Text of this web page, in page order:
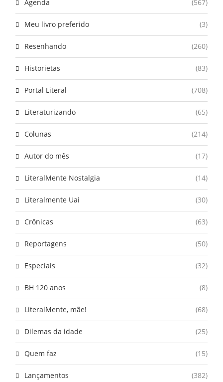
Agenda (567)
Meu livro preferido (3)
Resenhando (260)
Historietas (83)
Portal Literal (708)
Literaturizando (65)
Colunas (214)
Autor do mês (17)
LiteralMente Nostalgia (14)
Literalmente Uai (30)
Crônicas (63)
Reportagens (50)
Especiais (32)
BH 120 anos (8)
LiteralMente, mãe! (68)
Dilemas da idade (25)
Quem faz (15)
Lançamentos (382)